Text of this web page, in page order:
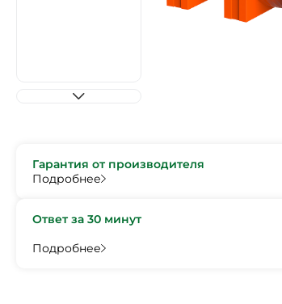
Гарантия от производителя
Подробнее
Ответ за 30 минут
Подробнее